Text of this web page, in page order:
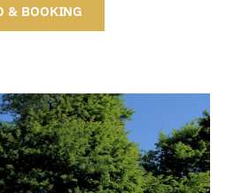
& BOOKING